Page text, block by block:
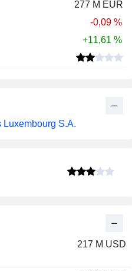
277 M EUR
-0,09 %
+11,61 %
Luxembourg S.A.
217 M USD